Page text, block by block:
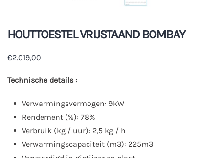
HOUTTOESTEL VRIJSTAAND BOMBAY
€2.019,00
Technische details :
Verwarmingsvermogen: 9kW
Rendement (%): 78%
Verbruik (kg / uur): 2,5 kg / h
Verwarmingscapaciteit (m3): 225m3